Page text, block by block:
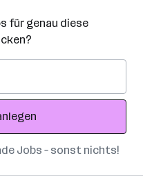
für genau diese
Jobs – sonst nichts!